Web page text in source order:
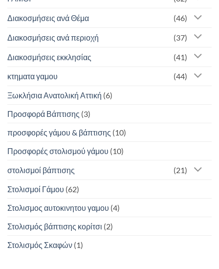
Διακοσμήσεις ανά Θέμα (46)
Διακοσμήσεις ανά περιοχή (37)
Διακοσμήσεις εκκλησίας (41)
κτηματα γαμου (44)
Ξωκλήσια Ανατολική Αττική (6)
Προσφορά Βάπτισης (3)
προσφορές γάμου & βάπτισης (10)
Προσφορές στολισμού γάμου (10)
στολισμοί βάπτισης (21)
Στολισμοί Γάμου (62)
Στολισμος αυτοκινητου γαμου (4)
Στολισμός βάπτισης κορίτσι (2)
Στολισμός Σκαφών (1)